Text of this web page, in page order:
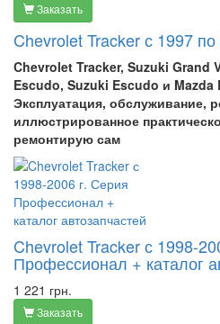
Заказать
Chevrolet Tracker с 1997 по
Chevrolet Tracker, Suzuki Grand
Escudo, Suzuki Escudo и Mazda
Эксплуатация, обслуживание,
иллюстрированное
ремонтирую сам
Chevrolet Tracker с 1998-
Профессионал + каталог
1 221 грн.
Заказать